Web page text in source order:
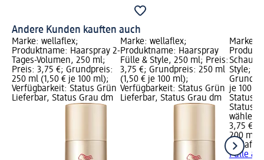
Andere Kunden kauften auch
Marke: wellaflex;
Produktname: Haarspray 2-
Tages-Volumen, 250 ml;
Preis: 3,75 €; Grundpreis:
250 ml (1,50 € je 100 ml);
Verfügbarkeit: Status Grün
Lieferbar, Status Grau dm
Marke: wellaflex;
Produktname: Haarspray
Fülle & Style, 250 ml; Preis:
3,75 €; Grundpreis: 250 ml
(1,50 € je 100 ml);
Verfügbarkeit: Status Grün
Lieferbar, Status Grau dm
Marke:
Style;
je 100
Status
Status
wählen
3,75 €
200 ml
wellaflex
Fülle &